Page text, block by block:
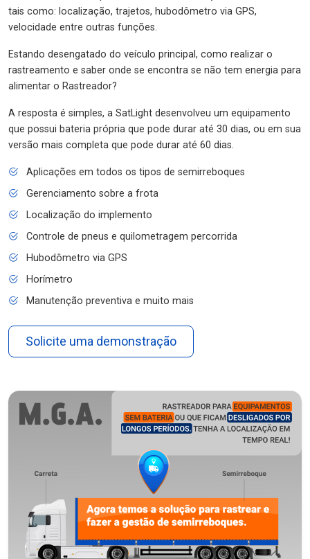
tais como: localização, trajetos, hubodômetro via GPS,
velocidade entre outras funções.
Estando desengatado do veículo principal, como realizar o
rastreamento e saber onde se encontra se não tem energia para
alimentar o Rastreador?
A resposta é simples, a SatLight desenvolveu um equipamento
que possui bateria própria que pode durar até 30 dias, ou em sua
versão mais completa que pode durar até 60 dias.
Aplicações em todos os tipos de semirreboques
Gerenciamento sobre a frota
Localização do implemento
Controle de pneus e quilometragem percorrida
Hubodômetro via GPS
Horímetro
Manutenção preventiva e muito mais
Solicite uma demonstração